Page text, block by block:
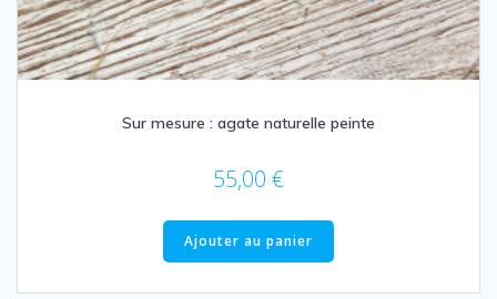
Sur mesure : agate naturelle peinte
55,00 €
Ajouter au panier